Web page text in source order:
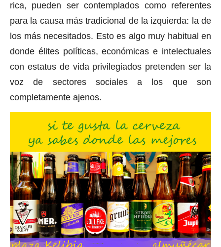
rica, pueden ser contemplados como referentes
para la causa más tradicional de la izquierda: la de
los más necesitados. Esto es algo muy habitual en
donde élites políticas, económicas e intelectuales
con estatus de vida privilegiados pretenden ser la
voz de sectores sociales a los que son
completamente ajenos.